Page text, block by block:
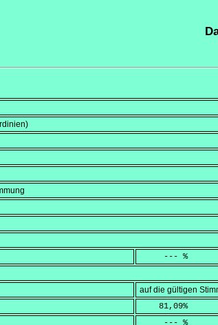
     --- %
auf die gültigen
    81,09
%
     --- %